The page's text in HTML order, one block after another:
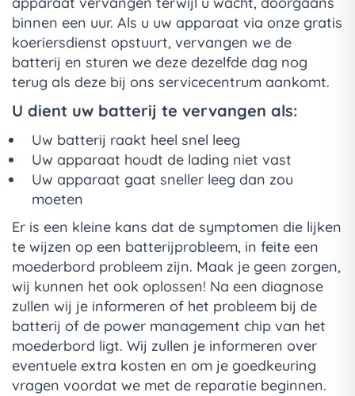
binnen een uur. Als u uw apparaat via onze gratis
koeriersdienst opstuurt, vervangen we de
batterij en sturen we deze dezelfde dag nog
terug als deze bij ons servicecentrum aankomt.
U dient uw batterij te vervangen als:
Uw batterij raakt heel snel leeg
Uw apparaat houdt de lading niet vast
Uw apparaat gaat sneller leeg dan zou
moeten
Er is een kleine kans dat de symptomen die lijken
te wijzen op een batterijprobleem, in feite een
moederbord probleem zijn. Maak je geen zorgen,
wij kunnen het ook oplossen! Na een diagnose
zullen wij je informeren of het probleem bij de
batterij of de power management chip van het
moederbord ligt. Wij zullen je informeren over
eventuele extra kosten en om je goedkeuring
vragen voordat we met de reparatie beginnen.